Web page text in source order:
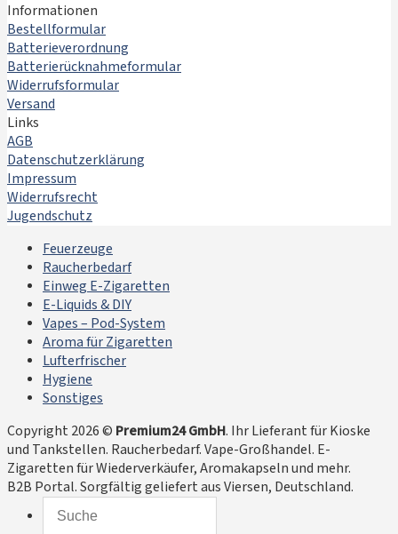
Informationen
Bestellformular
Batterieverordnung
Batterierücknahmeformular
Widerrufsformular
Versand
Links
AGB
Datenschutzerklärung
Impressum
Widerrufsrecht
Jugendschutz
Feuerzeuge
Raucherbedarf
Einweg E-Zigaretten
E-Liquids & DIY
Vapes – Pod-System
Aroma für Zigaretten
Lufterfrischer
Hygiene
Sonstiges
Copyright 2026 © Premium24 GmbH. Ihr Lieferant für Kioske
und Tankstellen. Raucherbedarf. Vape-Großhandel. E-
Zigaretten für Wiederverkäufer, Aromakapseln und mehr.
B2B Portal. Sorgfältig geliefert aus Viersen, Deutschland.